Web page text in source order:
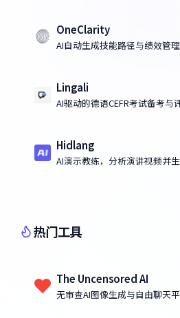
OneClarity
AI自动生成技能路径与绩效管
Lingali
AI驱动的德语CEFR考试备考与
Hidlang
AI演示教练，分析演讲视频并
热门工具
The Uncensored AI
无审查AI图像生成与自由聊天